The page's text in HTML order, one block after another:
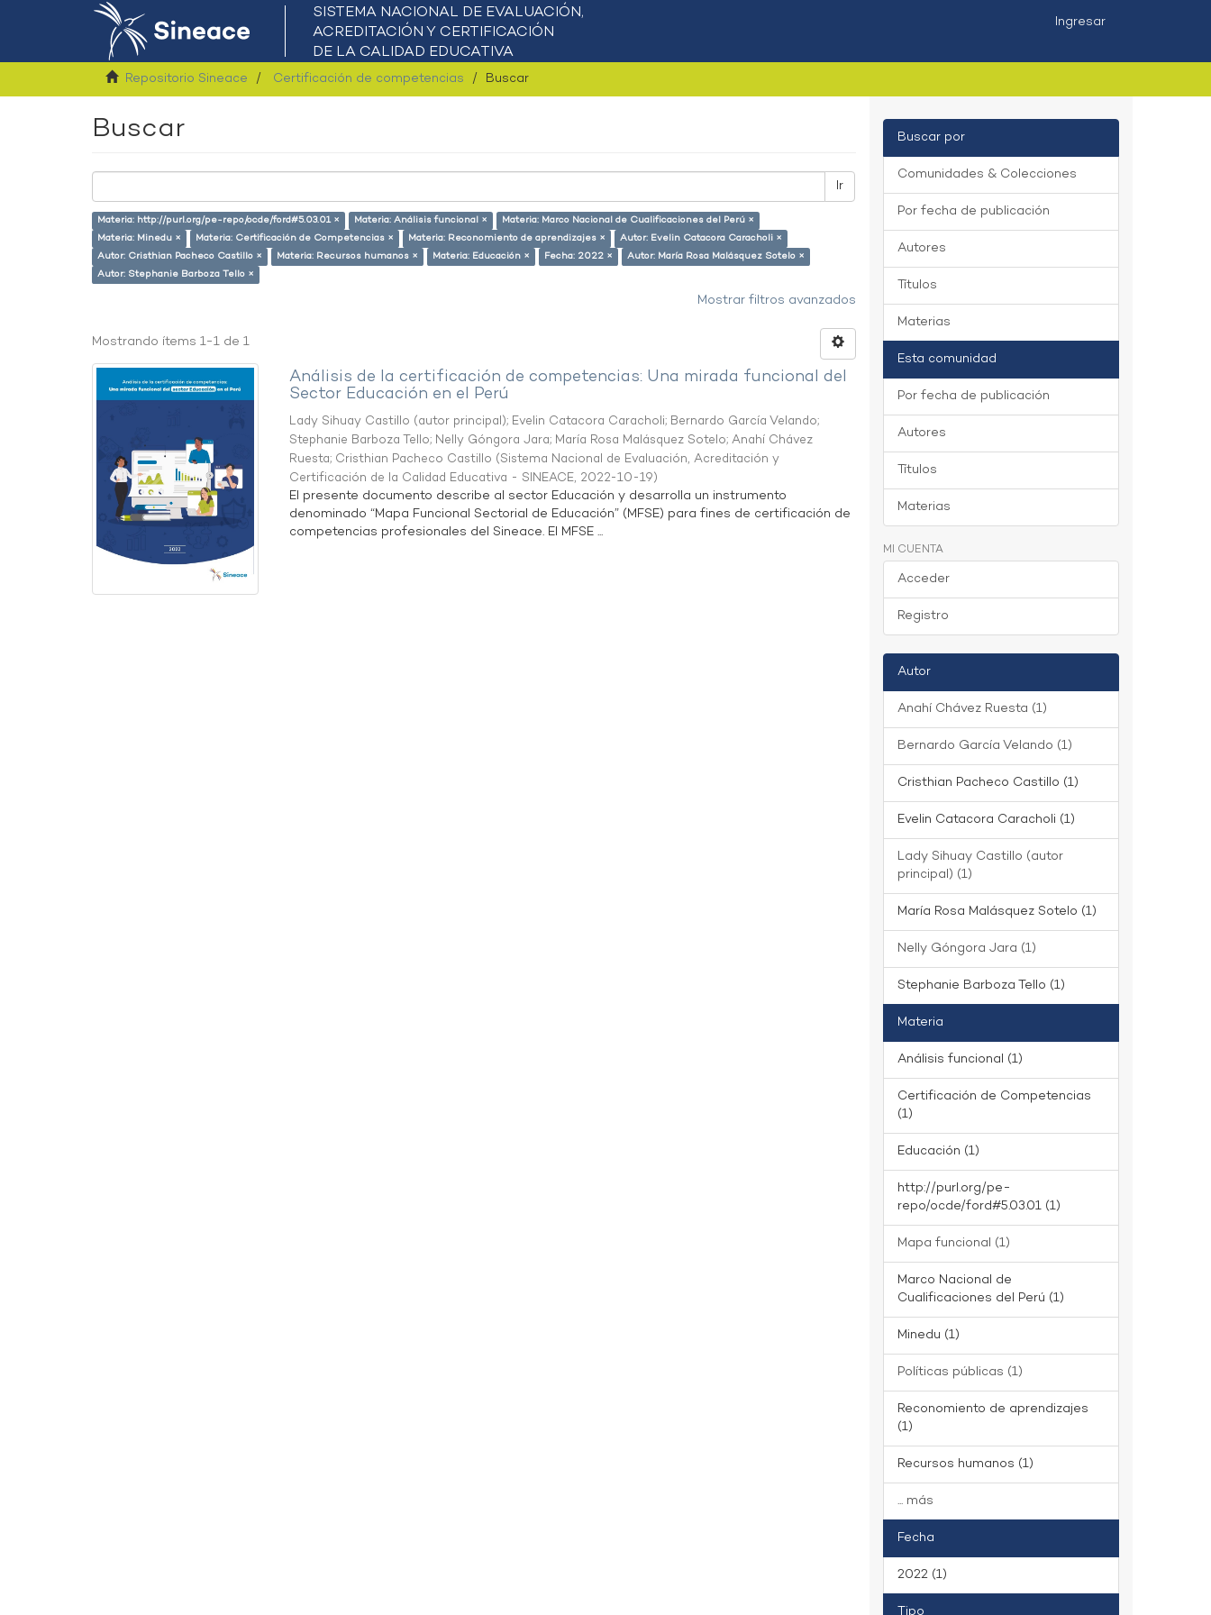
Ingresar
Repositorio Sineace Certificación de competencias Buscar
Buscar
Ir
Materia: http://purl.org/pe-repo/ocde/ford#5.03.01 × Materia: Análisis funcional ×
Materia: Marco Nacional de Cualificaciones del Perú ×
Materia: Minedu ×
Materia: Certificación de Competencias × Materia: Reconomiento de aprendizajes ×
Autor: Evelin Catacora Caracholi ×
Autor: Cristhian Pacheco Castillo ×
Materia: Recursos humanos × Materia: Educación × Fecha: 2022 ×
Autor: María Rosa Malásquez Sotelo ×
Autor: Stephanie Barboza Tello ×
Mostrar filtros avanzados
Mostrando ítems 1-1 de 1
Análisis de la certificación de competencias: Una mirada funcional del
Sector Educación en el Perú
Lady Sihuay Castillo (autor principal); Evelin Catacora Caracholi; Bernardo García Velando;
Stephanie Barboza Tello; Nelly Góngora Jara; María Rosa Malásquez Sotelo;Anahí Chávez
Ruesta; Cristhian Pacheco Castillo (Sistema Nacional de Evaluación, Acreditación y
Certificación de la Calidad Educativa - SINEACE, 2022-10-19)
El presente documento describe al sector Educación y desarrolla un instrumento
denominado “Mapa Funcional Sectorial de Educación” (MFSE) para fines de certificación de
competencias profesionales del Sineace. El MFSE ...
Buscar por
Comunidades & Colecciones
Por fecha de publicación
Autores
Títulos
Materias
Esta comunidad
Por fecha de publicación
Autores
Títulos
Materias
MI CUENTA
Acceder
Registro
Autor
Anahí Chávez Ruesta (1)
Bernardo García Velando (1)
Cristhian Pacheco Castillo (1)
Evelin Catacora Caracholi (1)
Lady Sihuay Castillo (autor
principal) (1)
María Rosa Malásquez Sotelo (1)
Nelly Góngora Jara (1)
Stephanie Barboza Tello (1)
Materia
Análisis funcional (1)
Certificación de Competencias
(1)
Educación (1)
http://purl.org/pe-
repo/ocde/ford#5.03.01 (1)
Mapa funcional (1)
Marco Nacional de
Cualificaciones del Perú (1)
Minedu (1)
Políticas públicas (1)
Reconomiento de aprendizajes
(1)
Recursos humanos (1)
... más
Fecha
2022 (1)